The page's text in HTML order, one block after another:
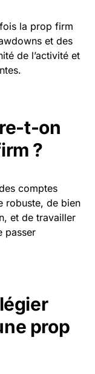
la prop firm
et des
de l’activité et
t-on
?
comptes
robuste, de bien
et de travailler
passer
prop